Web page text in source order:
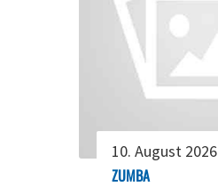
10. August 2026
ZUMBA